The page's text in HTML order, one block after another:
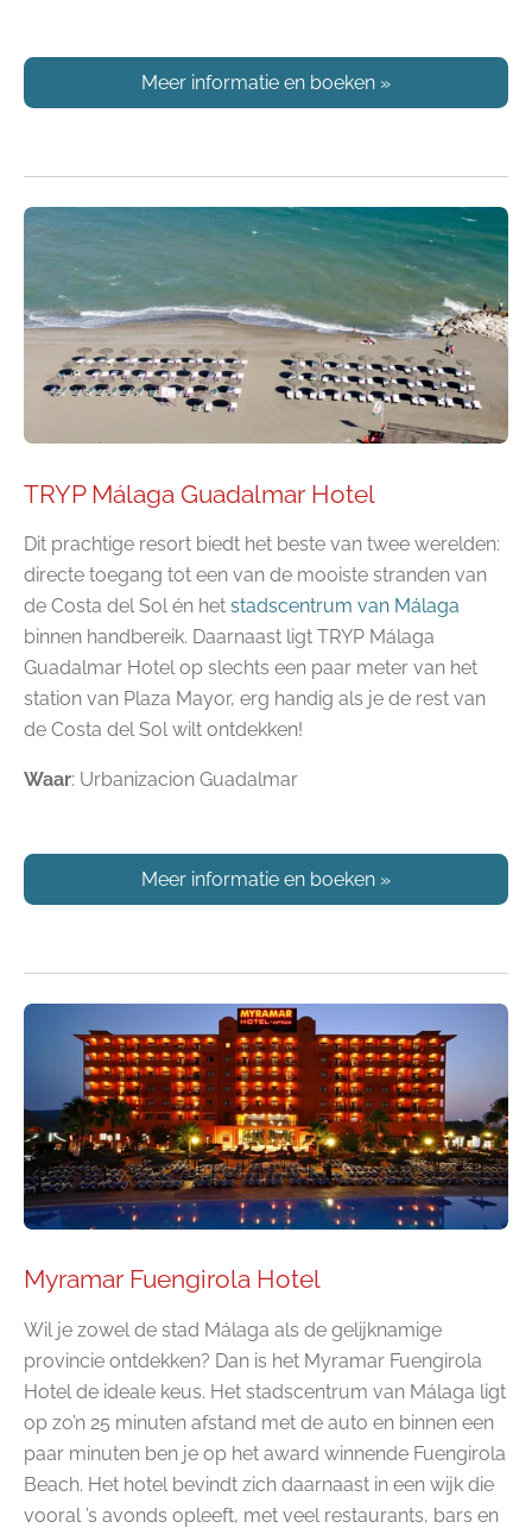
Meer informatie en boeken »
TRYP Málaga Guadalmar Hotel
Dit prachtige resort biedt het beste van twee werelden:
directe toegang tot een van de mooiste stranden van
de Costa del Sol én het stadscentrum van Málaga
binnen handbereik. Daarnaast ligt TRYP Málaga
Guadalmar Hotel op slechts een paar meter van het
station van Plaza Mayor, erg handig als je de rest van
de Costa del Sol wilt ontdekken!
Waar: Urbanizacion Guadalmar
Meer informatie en boeken »
Myramar Fuengirola Hotel
Wil je zowel de stad Málaga als de gelijknamige
provincie ontdekken? Dan is het Myramar Fuengirola
Hotel de ideale keus. Het stadscentrum van Málaga ligt
op zo’n 25 minuten afstand met de auto en binnen een
paar minuten ben je op het award winnende Fuengirola
Beach. Het hotel bevindt zich daarnaast in een wijk die
vooral ’s avonds opleeft, met veel restaurants, bars en